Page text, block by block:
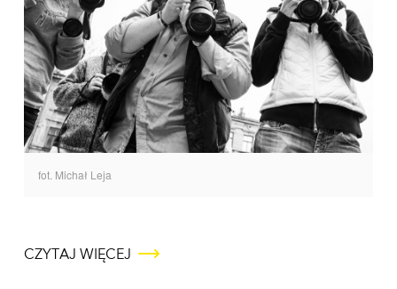
fot. Michał Leja
CZYTAJ WIĘCEJ